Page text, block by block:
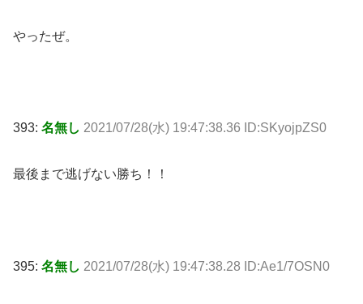
やったぜ。
393: 名無し 2021/07/28(水) 19:47:38.36 ID:SKyojpZS0
最後まで逃げない勝ち！！
395: 名無し 2021/07/28(水) 19:47:38.28 ID:Ae1/7OSN0